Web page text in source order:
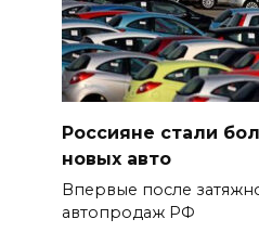
Россияне стали
новых авто
Впервые после
автопродаж РФ